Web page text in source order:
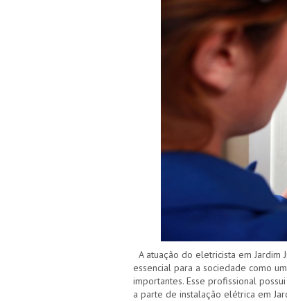
A atuação do eletricista em Jardim
essencial para a sociedade como
importantes. Esse profissional
a parte de instalação elétrica em